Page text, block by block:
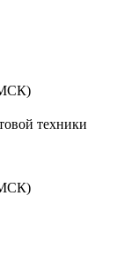
МСК)
техники
МСК)